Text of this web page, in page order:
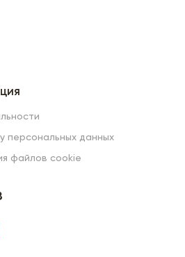
персональных данных
файлов cookie